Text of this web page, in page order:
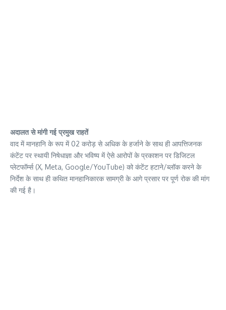
अदालत से मांगी गई प्रमुख राहतें
वाद में मानहानि के रूप में 02 करोड़ से अधिक के हर्जाने के साथ ही आपत्तिजनक
कंटेंट पर स्थायी निषेधाज्ञा और भविष्य में ऐसे आरोपों के प्रकाशन पर डिजिटल
प्लेटफॉर्म्स (X, Meta, Google/YouTube) को कंटेंट हटाने/ब्लॉक करने के
निर्देश के साथ ही कथित मानहानिकारक सामग्री के आगे प्रसार पर पूर्ण रोक की मांग
की गई है।